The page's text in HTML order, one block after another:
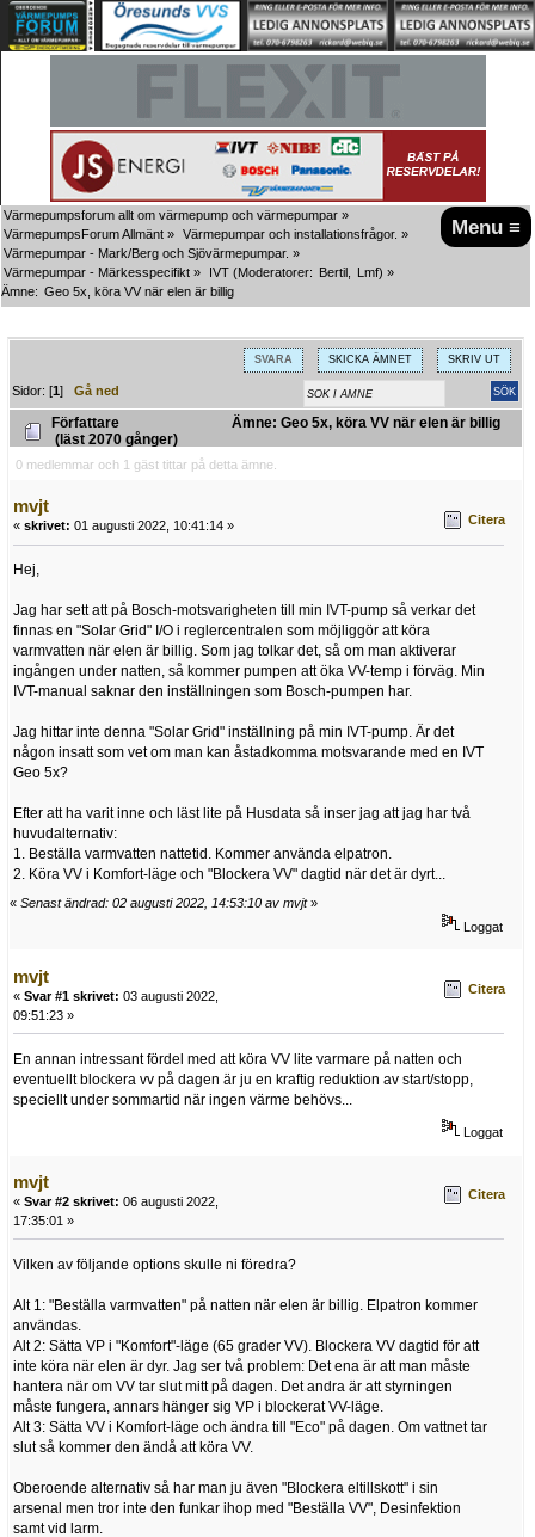
Menu ≡
Värmepumpsforum allt om värmepump och värmepumpar »
VärmepumpsForum Allmänt » Värmepumpar och installationsfrågor. »
Värmepumpar - Mark/Berg och Sjövärmepumpar. »
Värmepumpar - Märkesspecifikt » IVT (Moderatorer: Bertil Lmf) »
Ämne: Geo 5x, köra VV när elen är billig
SVARA SKICKA ÄMNET SKRIV UT
Sidor: [1]Gå ned
Författare
Ämne: Geo 5x, köra VV när elen är billig
(läst 2070 gånger)
0 medlemmar och 1 gäst tittar på detta ämne.
mvjt
« skrivet: 01 augusti 2022, 10:41:14 » Citera
Hej,
Jag har sett att på Bosch-motsvarigheten till min IVT-pump så verkar det
finnas en "Solar Grid" I/O i reglercentralen som möjliggör att köra
varmvatten när elen är billig. Som jag tolkar det, så om man aktiverar
ingången under natten, så kommer pumpen att öka VV-temp i förväg. Min
IVT-manual saknar den inställningen som Bosch-pumpen har.
Jag hittar inte denna "Solar Grid" inställning på min IVT-pump. Är det
någon insatt som vet om man kan åstadkomma motsvarande med en IVT
Geo 5x?
Efter att ha varit inne och läst lite på Husdata så inser jag att jag har två
huvudalternativ:
1. Beställa varmvatten nattetid. Kommer använda elpatron.
2. Köra VV i Komfort-läge och "Blockera VV" dagtid när det är dyrt...
« Senast ändrad: 02 augusti 2022, 14:53:10 av mvjt»
Loggat
mvjt
« Svar #1 skrivet: 03 augusti 2022,
09:51:23 »
Citera
En annan intressant fördel med att köra VV lite varmare på natten och
eventuellt blockera vv på dagen är ju en kraftig reduktion av start/stopp,
speciellt under sommartid när ingen värme behövs...
Loggat
mvjt
« Svar #2 skrivet: 06 augusti 2022,
17:35:01 »
Citera
Vilken av följande options skulle ni föredra?
Alt 1: "Beställa varmvatten" på natten när elen är billig. Elpatron kommer
användas.
Alt 2: Sätta VP i "Komfort"-läge (65 grader VV). Blockera VV dagtid för att
inte köra när elen är dyr. Jag ser två problem: Det ena är att man måste
hantera när om VV tar slut mitt på dagen. Det andra är att styrningen
måste fungera, annars hänger sig VP i blockerat VV-läge.
Alt 3: Sätta VV i Komfort-läge och ändra till "Eco" på dagen. Om vattnet tar
slut så kommer den ändå att köra VV.
Oberoende alternativ så har man ju även "Blockera eltillskott" i sin
arsenal men tror inte den funkar ihop med "Beställa VV", Desinfektion
samt vid larm.